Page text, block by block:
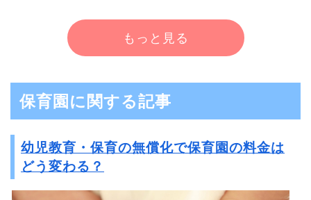
もっと見る
保育園に関する記事
幼児教育・保育の無償化で保育園の料金は
どう変わる？